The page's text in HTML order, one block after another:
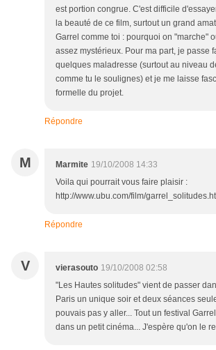
est portion congrue. C'est difficile
la beauté de ce film, surtout un grand
Garrel comme toi : pourquoi on "marche"
assez mystérieux. Pour ma part, je passe
quelques maladresse (surtout au niveau
comme tu le soulignes) et je me laisse
formelle du projet.
Répondre
M Marmite 19/10/2008 14:33
Voila qui pourrait vous faire plaisir :
http://www.ubu.com/film/
Répondre
V vierasouto 19/10/2008 02:58
"Les Hautes solitudes" vient de passer
Paris un unique soir et deux séances
pouvais pas y aller... Tout un festival
dans un petit cinéma... J'espère qu'on le